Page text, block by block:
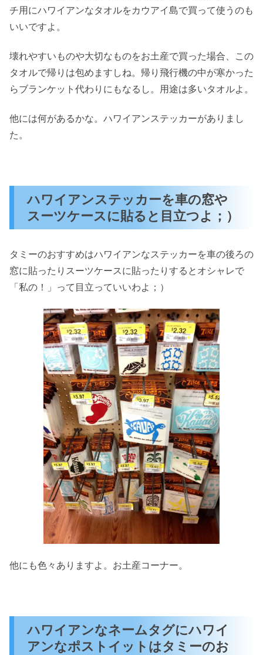
チ用にハワイアンなタオルをカウアイ島で買って使うのも
いいですよ。
壊れやすいものや大切なものをお土産で買った場合、この
タオルで帰りは包めますしね。帰り飛行機の中が寒かった
らブランケット代わりにもなるし。用途は多いタオルよ。
他には何があるかな。ハワイアンステッカーがありまし
た。
ハワイアンステッカーを車の窓や
スーツケースに貼ると目立つよ；）
タミーのおすすめはハワイアンなステッカーを車の後ろの
窓に貼ったりスーツケースに貼ったりするとオシャレで
「私の！」って目立っていいわよ；）
他にも色々ありますよ。お土産コーナー。
ハワイアンなネームタグにハワイ
アンなポストイットはタミーのお